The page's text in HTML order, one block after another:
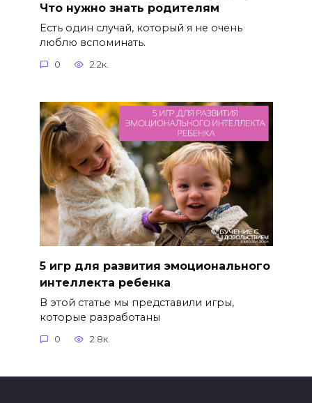
Что нужно знать родителям
Есть один случай, который я не очень
люблю вспоминать.
0 2.2к.
5 игр для развития эмоционального
интеллекта ребенка
В этой статье мы представили игры,
которые разработаны
0 2.8к.